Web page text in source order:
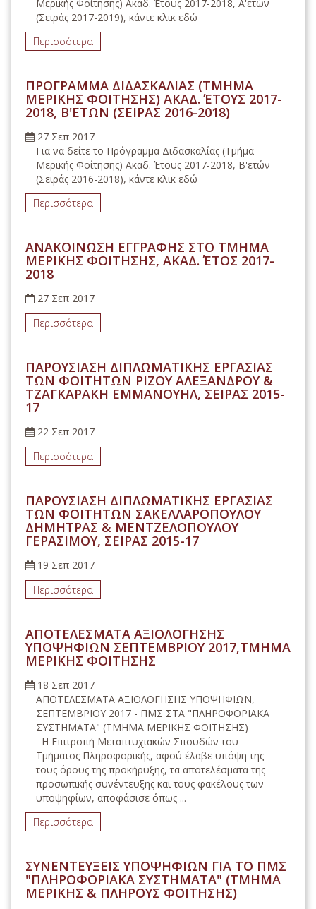
Μερικής Φοίτησης) Ακαδ. Έτους 2017-2018, Α'ετών
(Σειράς 2017-2019), κάντε κλικ εδώ
Περισσότερα
ΠΡΟΓΡΑΜΜΑ ΔΙΔΑΣΚΑΛΙΑΣ (ΤΜΗΜΑ
ΜΕΡΙΚΗΣ ΦΟΙΤΗΣΗΣ) ΑΚΑΔ. ΈΤΟΥΣ 2017-
2018, Β'ΕΤΩΝ (ΣΕΙΡΑΣ 2016-2018)
27 Σεπ 2017
Για να δείτε το Πρόγραμμα Διδασκαλίας (Τμήμα
Μερικής Φοίτησης) Ακαδ. Έτους 2017-2018, Β'ετών
(Σειράς 2016-2018), κάντε κλικ εδώ
Περισσότερα
ΑΝΑΚΟΙΝΩΣΗ ΕΓΓΡΑΦΗΣ ΣΤΟ ΤΜΗΜΑ
ΜΕΡΙΚΗΣ ΦΟΙΤΗΣΗΣ, ΑΚΑΔ. ΈΤΟΣ 2017-
2018
27 Σεπ 2017
Περισσότερα
ΠΑΡΟΥΣΙΑΣΗ ΔΙΠΛΩΜΑΤΙΚΗΣ ΕΡΓΑΣΙΑΣ
ΤΩΝ ΦΟΙΤΗΤΩΝ ΡΙΖΟΥ ΑΛΕΞΑΝΔΡΟΥ &
ΤΖΑΓΚΑΡΑΚΗ ΕΜΜΑΝΟΥΗΛ, ΣΕΙΡΑΣ 2015-
17
22 Σεπ 2017
Περισσότερα
ΠΑΡΟΥΣΙΑΣΗ ΔΙΠΛΩΜΑΤΙΚΗΣ ΕΡΓΑΣΙΑΣ
ΤΩΝ ΦΟΙΤΗΤΩΝ ΣΑΚΕΛΛΑΡΟΠΟΥΛΟΥ
ΔΗΜΗΤΡΑΣ & ΜΕΝΤΖΕΛΟΠΟΥΛΟΥ
ΓΕΡΑΣΙΜΟΥ, ΣΕΙΡΑΣ 2015-17
19 Σεπ 2017
Περισσότερα
ΑΠΟΤΕΛΕΣΜΑΤΑ ΑΞΙΟΛΟΓΗΣΗΣ
ΥΠΟΨΗΦΙΩΝ ΣΕΠΤΕΜΒΡΙΟΥ 2017,ΤΜΗΜΑ
ΜΕΡΙΚΗΣ ΦΟΙΤΗΣΗΣ
18 Σεπ 2017
ΑΠΟΤΕΛΕΣΜΑΤΑ ΑΞΙΟΛΟΓΗΣΗΣ ΥΠΟΨΗΦΙΩΝ,
ΣΕΠΤΕΜΒΡΙΟΥ 2017 - ΠΜΣ ΣΤΑ "ΠΛΗΡΟΦΟΡΙΑΚΑ
ΣΥΣΤΗΜΑΤΑ" (ΤΜΗΜΑ ΜΕΡΙΚΗΣ ΦΟΙΤΗΣΗΣ)
H Επιτροπή Μεταπτυχιακών Σπουδών του
Τμήματος Πληροφορικής, αφού έλαβε υπόψη της
τους όρους της προκήρυξης, τα αποτελέσματα της
προσωπικής συνέντευξης και τους φακέλους των
υποψηφίων, αποφάσισε όπως ...
Περισσότερα
ΣΥΝΕΝΤΕΥΞΕΙΣ ΥΠΟΨΗΦΙΩΝ ΓΙΑ ΤΟ ΠΜΣ
"ΠΛΗΡΟΦΟΡΙΑΚΑ ΣΥΣΤΗΜΑΤΑ" (ΤΜΗΜΑ
ΜΕΡΙΚΗΣ & ΠΛΗΡΟΥΣ ΦΟΙΤΗΣΗΣ)